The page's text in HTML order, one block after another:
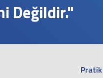
Değildir."